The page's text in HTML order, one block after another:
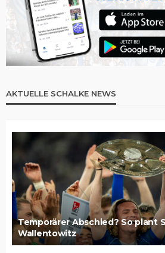
AKTUELLE SCHALKE NEWS
Temporärer Abschied? So plant
Wallentowitz